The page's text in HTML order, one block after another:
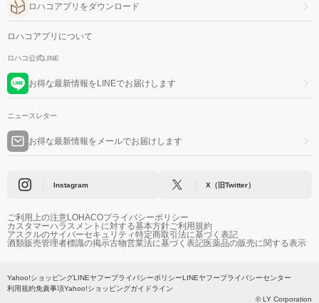
ロハコアプリをダウンロード
ロハコアプリについて
ロハコ公式LINE
お得な最新情報をLINEでお届けします
ニュースレター
お得な最新情報をメールでお届けします
Instagram X（旧Twitter）
ご利用上の注意LOHACOプライバシーポリシー
カスタマーハラスメントに対する基本方針ご利用規約
アスクルのサイバーセキュリティ特定商取引法に基づく表記
酒類販売管理者標識の掲示古物営業法に基づく表記医薬品の販売に関する表示
Yahoo!ショッピングLINEヤフープライバシーポリシーLINEヤフープライバシーセンター
利用規約免責事項Yahoo!ショッピングガイドライン
© LY Corporation